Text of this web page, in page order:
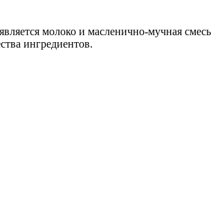
молоко и масленично-мучная
ингредиентов.